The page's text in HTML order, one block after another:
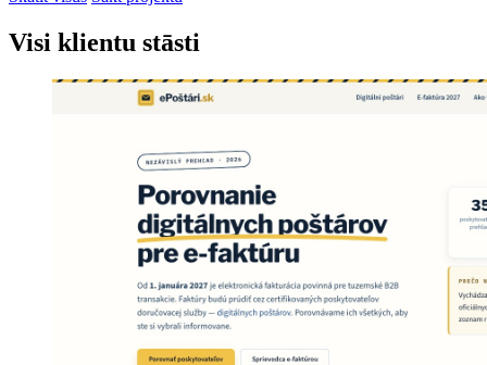
Visi klientu stāsti